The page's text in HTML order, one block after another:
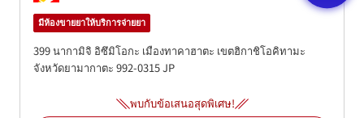
มีห้องขายยาให้บริการจ่ายยา
399 นากามิจิ อิซึมิโอกะ เมืองทาคาฮาตะ เขตฮิกาชิโอคิทามะ
จังหวัดยามากาตะ 992-0315JP
พบกับข้อเสนอสุดพิเศษ!